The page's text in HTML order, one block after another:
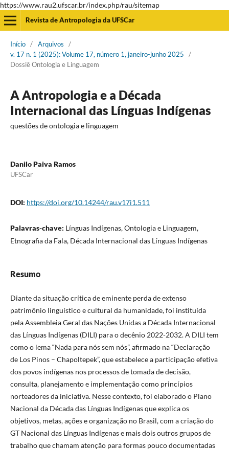
https://www.rau2.ufscar.br/index.php/rau/sitemap
Revista de Antropologia da UFSCar
Início / Arquivos
/
v. 17 n. 1 (2025): Volume 17, número 1, janeiro-junho 2025
/
Dossiê Ontologia e Linguagem
A Antropologia e a Década
Internacional das Línguas Indígenas
questões de ontologia e linguagem
Danilo Paiva Ramos
UFSCar
DOI: https://doi.org/10.14244/rau.v17i1.511
Palavras-chave: Línguas Indígenas, Ontologia e Linguagem,
Etnografia da Fala, Década Internacional das Línguas Indígenas
Resumo
Diante da situação crítica de eminente perda de extenso
patrimônio linguístico e cultural da humanidade, foi instituída
pela Assembleia Geral das Nações Unidas a Década Internacional
das Línguas Indígenas (DILI) para o decênio 2022-2032. A DILI tem
como o lema “Nada para nós sem nós”, afirmado na “Declaração
de Los Pinos – Chapoltepek”, que estabelece a participação efetiva
dos povos indígenas nos processos de tomada de decisão,
consulta, planejamento e implementação como princípios
norteadores da iniciativa. Nesse contexto, foi elaborado o Plano
Nacional da Década das Línguas Indígenas que explica os
objetivos, metas, ações e organização no Brasil, com a criação do
GT Nacional das Línguas Indígenas e mais dois outros grupos de
trabalho que chamam atenção para formas pouco documentadas